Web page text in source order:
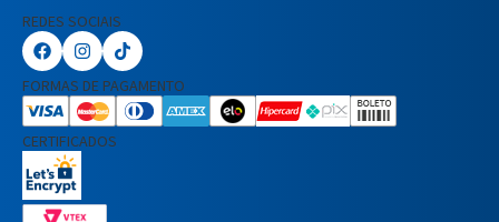
REDES SOCIAIS
FORMAS DE PAGAMENTO
CERTIFICADOS
Nome Completo